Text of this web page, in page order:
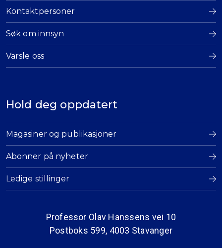
Kontaktpersoner
Søk om innsyn
Varsle oss
Hold deg oppdatert
Magasiner og publikasjoner
Abonner på nyheter
Ledige stillinger
Professor Olav Hanssens vei 10
Postboks 599, 4003 Stavanger